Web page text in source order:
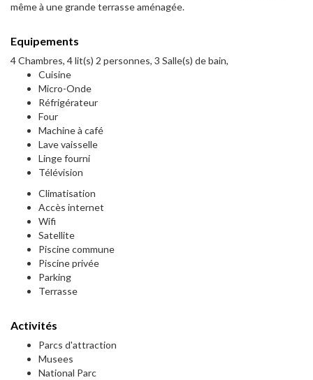
même à une grande terrasse aménagée.
Equipements
4 Chambres, 4 lit(s) 2 personnes, 3 Salle(s) de bain,
Cuisine
Micro-Onde
Réfrigérateur
Four
Machine à café
Lave vaisselle
Linge fourni
Télévision
Climatisation
Accès internet
Wifi
Satellite
Piscine commune
Piscine privée
Parking
Terrasse
Activités
Parcs d'attraction
Musees
National Parc